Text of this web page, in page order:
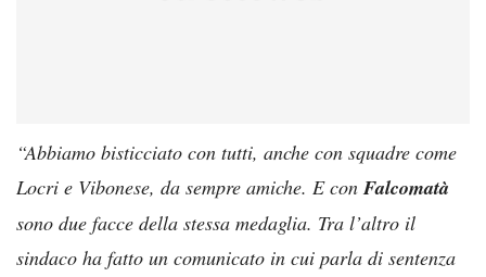
“Abbiamo bisticciato con tutti, anche con squadre come
Locri e Vibonese, da sempre amiche. E conFalcomatà
sono due facce della stessa medaglia. Tra l’altro il
sindaco ha fatto un comunicato in cui parla di sentenza